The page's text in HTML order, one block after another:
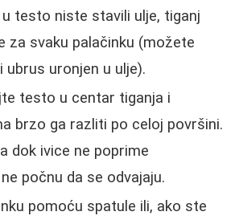
testo niste stavili ulje, tiganj
za svaku palačinku (možete
uronjen u ulje).
testo u centar tiganja i
brzo ga razliti po celoj površini.
dok ivice ne poprime
počnu da se odvajaju.
pomoću spatule ili, ako ste